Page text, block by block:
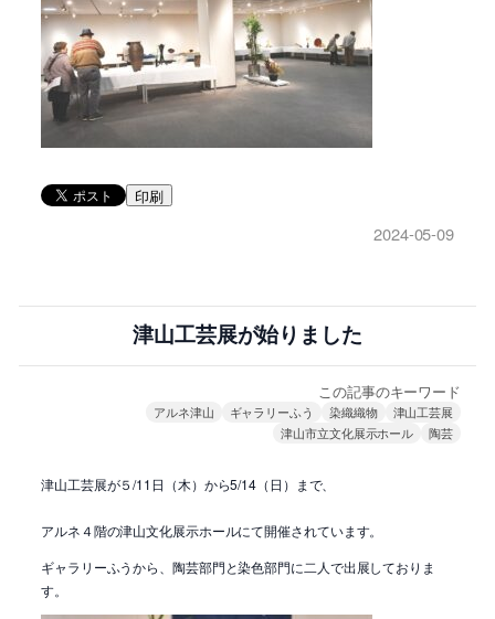
印刷
2024-05-09
津山工芸展が始りました
この記事のキーワード
アルネ津山 ギャラリーふう 染織織物
津山工芸展
津山市立文化展示ホール
陶芸
津山工芸展が５/11日（木）から5/14（日）まで、
アルネ４階の津山文化展示ホールにて開催されています。
ギャラリーふうから、陶芸部門と染色部門に二人で出展しておりま
す。